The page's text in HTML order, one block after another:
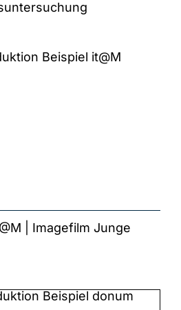
| Imagefilm Junge